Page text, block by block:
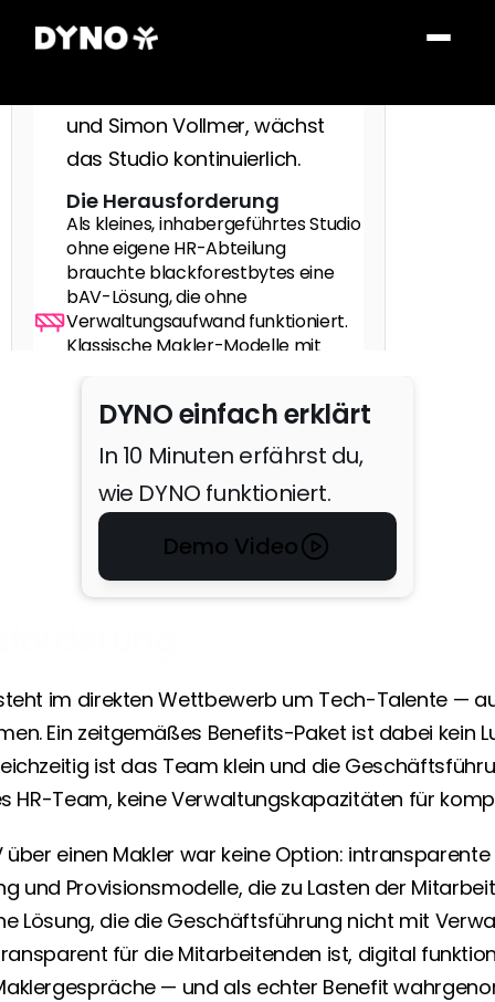
Armin Benz
CEO
war längst überfällig,
und es ist erfrischend
zu sehen, dass DYNO
diesen Weg
konsequent geht.
Lösungen — mit Expertise in
C++, Go, React und Angular.
und Simon Vollmer, wächst
das Studio kontinuierlich.
Die Herausforderung
Als kleines, inhabergeführtes Studio
ohne eigene HR-Abteilung
brauchte blackforestbytes eine
bAV-Lösung, die ohne
Verwaltungsaufwand funktioniert.
Klassische Makler-Modelle mit
nicht zum digitalen
Selbstverständnis des Teams.
Die Lösung
blackforestbytes entschied sich für
DYNO: einmalige digitale
Einrichtung durch Geschäftsführer
Mike Schwörer — danach läuft alles
automatisch. Kein Makler, keine
ETF-basiert und vollständig
transparent.
im direkten Wettbewerb um Tech-Talente —
Ein zeitgemäßes Benefits-Paket ist dabei kein
ist das Team klein und die
HR-Team, keine Verwaltungskapazitäten für
über einen Makler war keine Option:
und Provisionsmodelle, die zu Lasten der
Lösung, die die Geschäftsführung nicht mit
für die Mitarbeitenden ist, digital
— und als echter Benefit
DYNO einfach erklärt
In 10 Minuten erfährst du,
wie DYNO funktioniert.
Demo Video